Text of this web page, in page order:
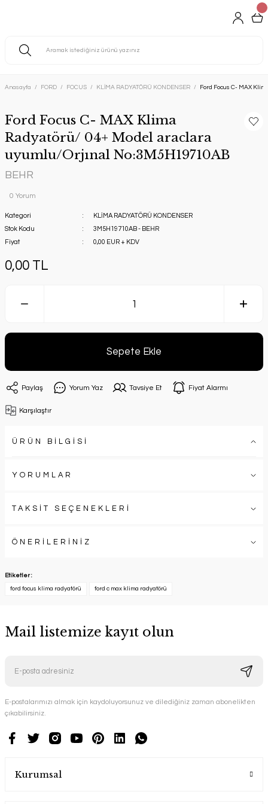
Anasayfa FORD FOCUS KLİMA RADYATÖRÜ KONDENSER Ford Focus C- MAX
Ford Focus C- MAX Klima
Radyatörü/ 04+ Model araclara
uyumlu/Orjınal No:3M5H19710AB
BEHR
0 Yorum
Kategori
KLİMA RADYATÖRÜ KONDENSER
Stok Kodu
3M5H19710AB - BEHR
Fiyat
0,00 EUR + KDV
0,00 TL
Sepete Ekle
Paylaş Yorum Yaz Tavsiye Et Fiyat Alarmı
Karşılaştır
ÜRÜN BİLGİSİ
YORUMLAR
TAKSİT SEÇENEKLERİ
ÖNERİLERİNİZ
Etiketler :
ford focus klima radyatörü ford c max klima radyatörü
Mail listemize kayıt olun
E-postalarımızı almak için kaydoluyorsunuz ve dilediğiniz zaman abonelikten
çıkabilirsiniz.
Kurumsal